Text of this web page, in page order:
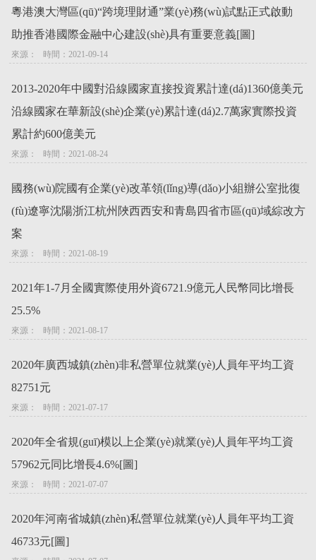
粵港澳大灣區(qū)“跨境理財通”業(yè)務(wù)試點正式啟動
助推香港國際金融中心建設(shè)具有重要意義[圖]
來源：   時間：2021-09-14
2013-2020年中國對沿線國家直接投資累計達(dá)1360億美元
沿線國家在華新設(shè)企業(yè)累計達(dá)2.7萬家實際投資
累計約600億美元
來源：   時間：2021-08-24
國務(wù)院國有企業(yè)改革領(lǐng)導(dǎo)小組辦公室批復
(fù)遼寧沈陽浙江杭州陜西西安和青島四省市區(qū)域綜改方
案
來源：   時間：2021-08-19
2021年1-7月全國實際使用外資6721.9億元人民幣同比增長
25.5%
來源：   時間：2021-08-17
2020年廣西城鎮(zhèn)非私營單位就業(yè)人員年平均工資
82751元
來源：   時間：2021-07-17
2020年全省規(guī)模以上企業(yè)就業(yè)人員年平均工資
57962元同比增長4.6%[圖]
來源：   時間：2021-07-07
2020年河南省城鎮(zhèn)私營單位就業(yè)人員年平均工資
46733元[圖]